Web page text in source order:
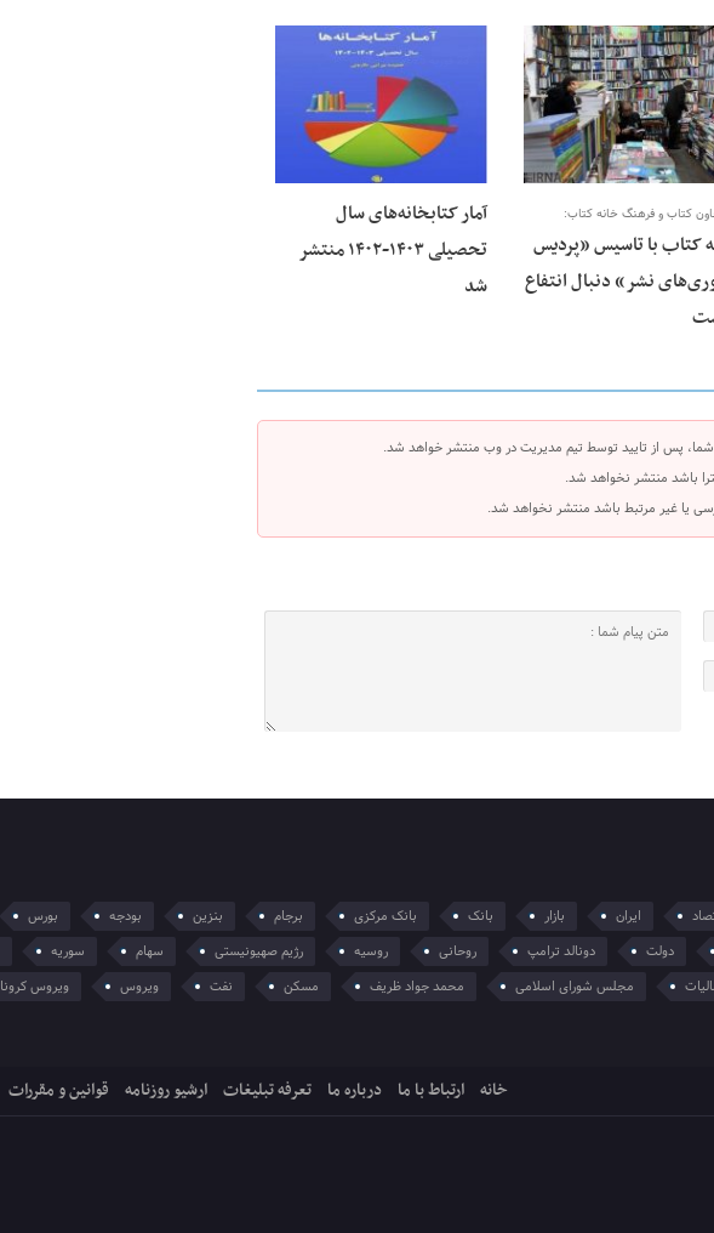
2026
کتاب و فرهنگ خانه کتاب:
کتاب با تاسیس «پردیس
نشر» دنبال انتفاع
آمار کتابخانه‌های سال
تحصیلی ۱۴۰۳-۱۴۰۲ منتشر
شد
پس از تایید توسط تیم مدیریت در وب منتشر خواهد شد.
باشد منتشر نخواهد شد.
یا غیر مرتبط باشد منتشر نخواهد شد.
ایران بازار بانک بانک مرکزی برجام بنزین بودجه بورس
دولت دونالد ترامپ روحانی روسیه رژیم صهیونیستی سهام سوریه
مجلس شورای اسلامی محمد جواد ظریف مسکن نفت ویروس ویروس کرونا
خانه ارتباط با ما درباره ما تعرفه تبلیغات ارشیو روزنامه قوانین و مقررات